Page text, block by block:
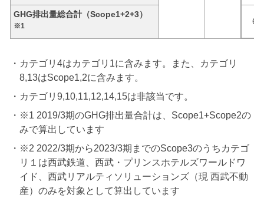
GHG排出量総合計（Scope1+2+3）
※1
カテゴリ4はカテゴリ1に含みます。また、カテゴリ
8,13はScope1,2に含みます。
カテゴリ9,10,11,12,14,15は非該当です。
※1 2019/3期のGHG排出量合計は、Scope1+Scope2の
みで算出しています
※2 2022/3期から2023/3期までのScope3のうちカテゴ
リ１は西武鉄道、西武・プリンスホテルズワールドワ
イド、西武リアルティソリューションズ（現 西武不動
産）のみを対象として算出しています